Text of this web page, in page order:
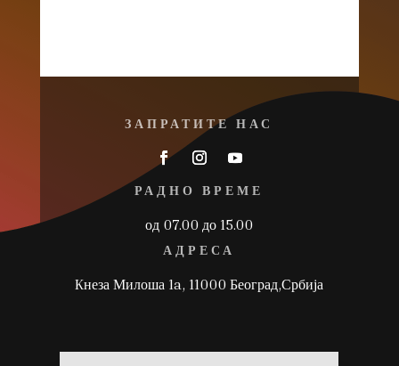
ЗАПРАТИТЕ НАС
РАДНО ВРЕМЕ
од 07.00 до 15.00
АДРЕСА
Kнеза Милоша 1a, 11000 Београд,Србија